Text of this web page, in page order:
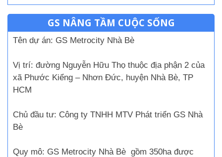
GS NÂNG TẦM CUỘC SỐNG
Tên dự án: GS Metrocity Nhà Bè
Vị trí: đường Nguyễn Hữu Thọ thuộc địa phận 2 của
xã Phước Kiểng – Nhơn Đức, huyện Nhà Bè, TP
HCM
Chủ đầu tư: Công ty TNHH MTV Phát triển GS Nhà
Bè
Quy mô: GS Metrocity Nhà Bè gồm 350ha được